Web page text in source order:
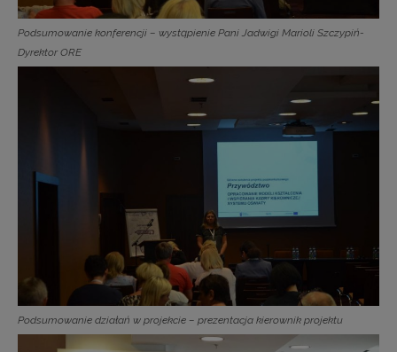
Podsumowanie konferencji – wystąpienie Pani Jadwigi Marioli Szczypiń-
Dyrektor ORE
Podsumowanie działań w projekcie – prezentacja kierownik projektu